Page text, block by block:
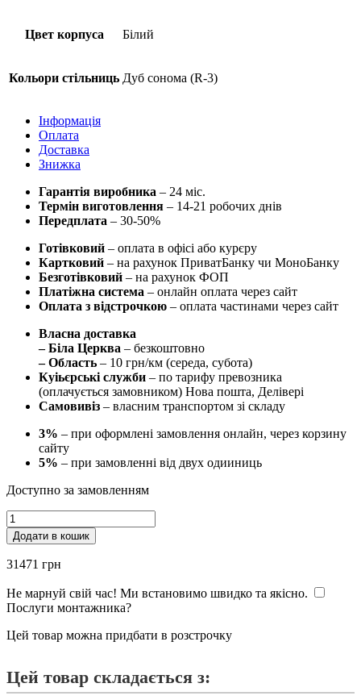
Цвет корпуса Білий
Кольори стільниць Дуб сонома (R-3)
Інформація
Оплата
Доставка
Знижка
Гарантія виробника – 24 міс.
Термін виготовлення – 14-21 робочих днів
Передплата – 30-50%
Готівковий – оплата в офісі або курєру
Картковий – на рахунок ПриватБанку чи МоноБанку
Безготівковий – на рахунок ФОП
Платіжна система – онлайн оплата через сайт
Оплата з відстрочкою – оплата частинами через сайт
Власна доставка
– Біла Церква – безкоштовно
– Область – 10 грн/км (середа, субота)
Куіьєрські служби – по тарифу превозника
(оплачується замовником) Нова пошта, Делівері
Самовивіз – власним транспортом зі складу
3% – при оформлені замовлення онлайн, через корзину
сайту
5% – при замовленні від двух одииниць
Доступно за замовленням
«МоДа»
матові
декори
довжина
3000;
кількість
Додати в кошик
31471 грн
Не марнуй свій час! Ми встановимо швидко та якісно.
Послуги монтажника?
Цей товар можна придбати в розстрочку
Цей товар складається з: